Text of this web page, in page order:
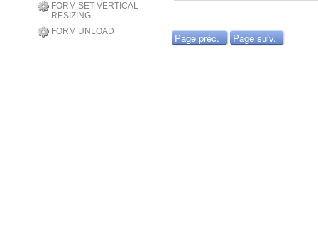
FORM SET VERTICAL
RESIZING
FORM UNLOAD
Page préc. Page suiv.